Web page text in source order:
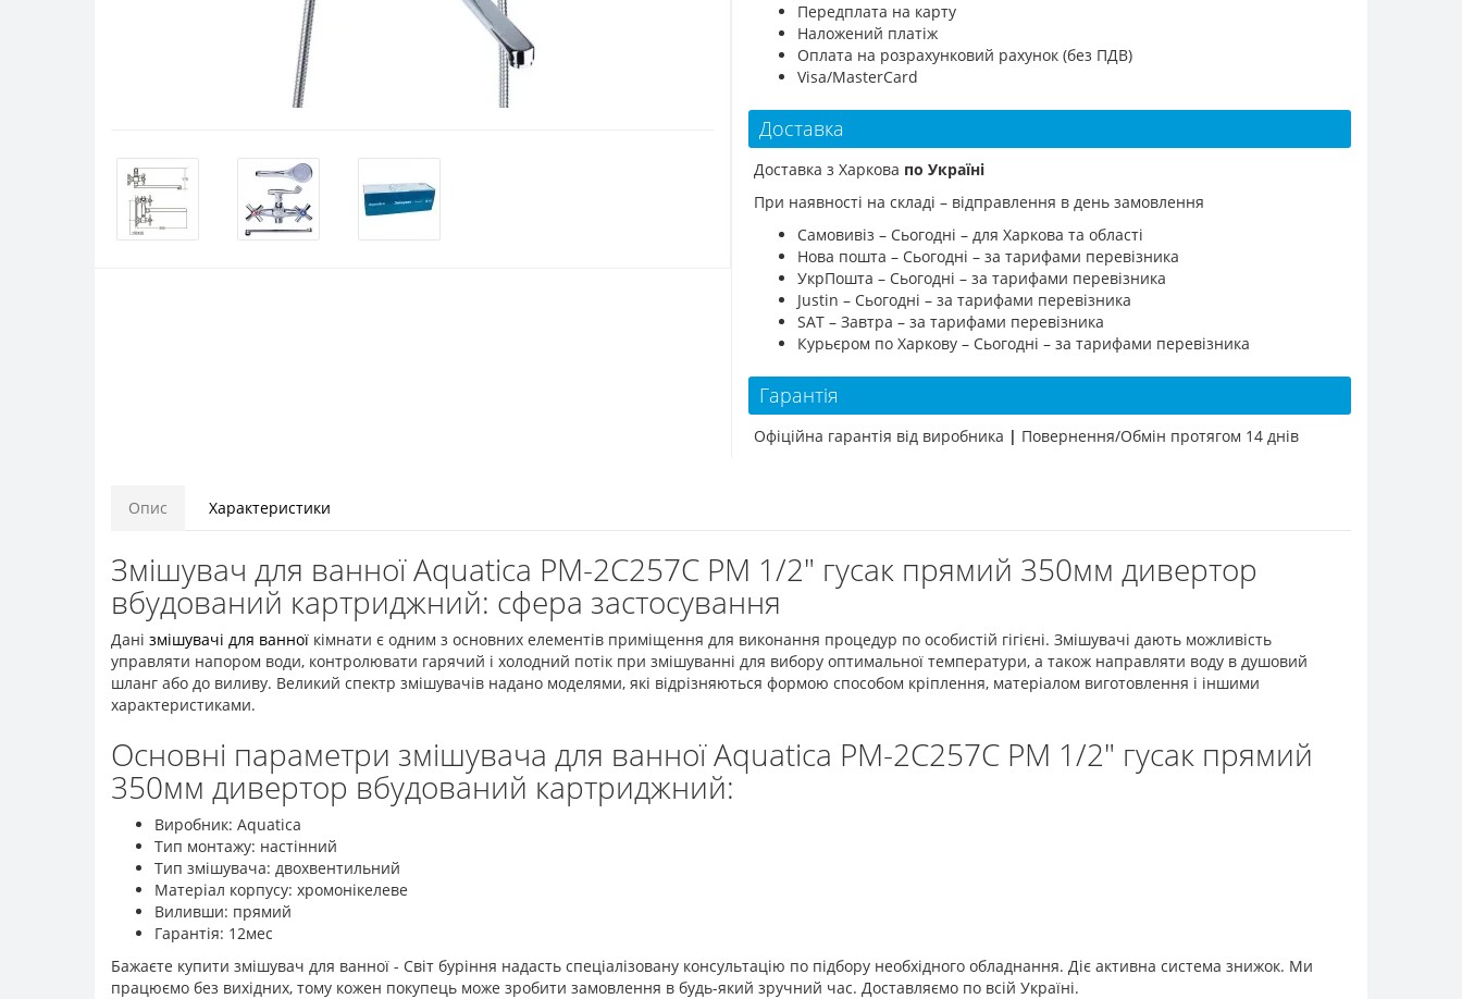
Передплата на карту
Наложений платіж
Оплата на розрахунковий рахунок (без ПДВ)
Visa/MasterCard
Доставка
Доставка з Харкова по Україні
При наявності на складі – відправлення в день замовлення
Самовивіз – Сьогодні – для Харкова та області
Нова пошта – Сьогодні – за тарифами перевізника
УкрПошта – Сьогодні – за тарифами перевізника
Justin – Сьогодні – за тарифами перевізника
SAT – Завтра – за тарифами перевізника
Курьєром по Харкову – Сьогодні – за тарифами перевізника
Гарантія
Офіційна гарантія від виробника | Повернення/Обмін протягом 14 днів
Опис Характеристики
Змішувач для ванної Aquatica PM-2C257C PM 1/2" гусак прямий 350мм дивертор
вбудований картриджний: сфера застосування
Дані змішувачі для ванної кімнати є одним з основних елементів приміщення для виконання процедур по особистій гігієні. Змішувачі дають можливість
управляти напором води, контролювати гарячий і холодний потік при змішуванні для вибору оптимальної температури, а також направляти воду в душовий
шланг або до виливу. Великий спектр змішувачів надано моделями, які відрізняються формою способом кріплення, матеріалом виготовлення і іншими
характеристиками.
Основні параметри змішувача для ванної Aquatica PM-2C257C PM 1/2" гусак прямий
350мм дивертор вбудований картриджний:
Виробник: Aquatica
Тип монтажу: настінний
Тип змішувача: двохвентильний
Матеріал корпусу: хромонікелеве
Виливши: прямий
Гарантія: 12мес
Бажаєте купити змішувач для ванної - Світ буріння надасть спеціалізовану консультацію по підбору необхідного обладнання. Діє активна система знижок. Ми
працюємо без вихідних, тому кожен покупець може зробити замовлення в будь-який зручний час. Доставляємо по всій Україні.